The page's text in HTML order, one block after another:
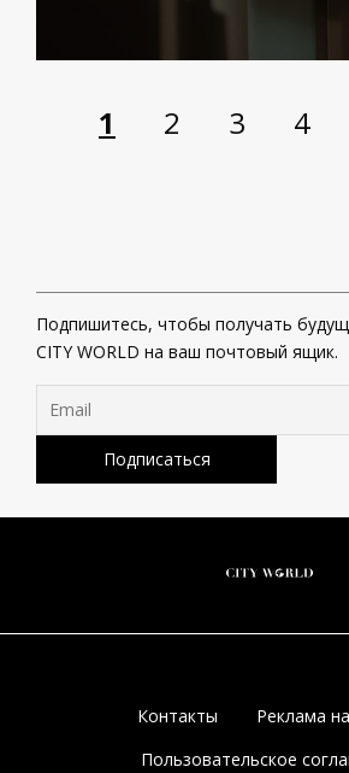
1 2 3 4
Подпишитесь, чтобы получать
CITY WORLD на ваш почтовый ящик.
Контакты
Реклама
Пользовательское